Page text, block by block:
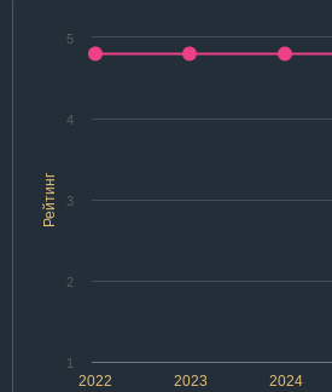
Рейтинг
2022 2024
2023
1
2
3
4
5